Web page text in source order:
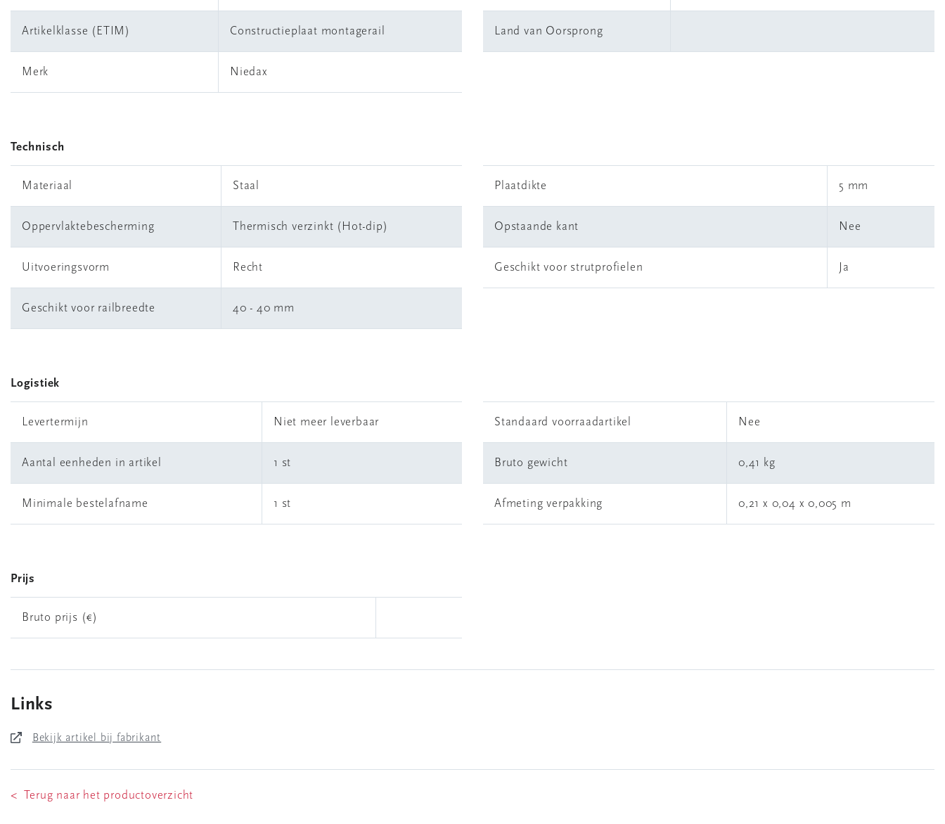
Artikelklasse (ETIM) Constructieplaat montagerail
Merk Niedax
Land van Oorsprong
Technisch
Materiaal Staal
Oppervlaktebescherming Thermisch verzinkt (Hot-dip)
Uitvoeringsvorm Recht
Geschikt voor railbreedte 40 - 40 mm
Plaatdikte 5 mm
Opstaande kant Nee
Geschikt voor strutprofielen Ja
Logistiek
Levertermijn Niet meer leverbaar
Aantal eenheden in artikel 1 st
Minimale bestelafname 1 st
Standaard voorraadartikel Nee
Bruto gewicht 0,41 kg
Afmeting verpakking 0,21 x 0,04 x 0,005 m
Prijs
Bruto prijs (€)
Links
Bekijk artikel bij fabrikant
< Terug naar het productoverzicht